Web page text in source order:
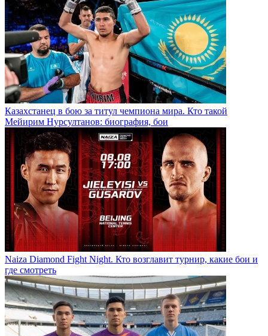
Казахстанец в бою за титул чемпиона мира. Кто такой
Мейирим Нурсултанов: биография, бои
Naiza Diamond Fight Night. Кто возглавит турнир, какие бои и
где смотреть